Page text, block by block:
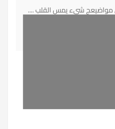
مواضيعج شيء يمس القلب ....